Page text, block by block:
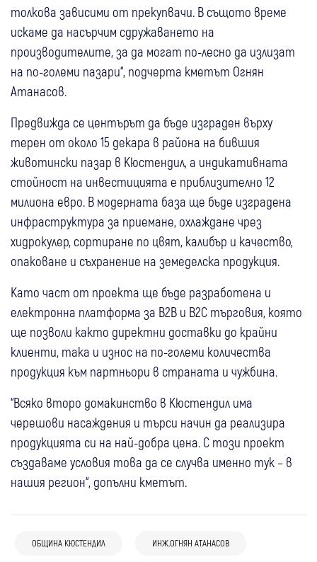
толкова зависими от прекупвачи. В същото време
искаме да насърчим сдружаването на
производителите, за да могат по-лесно да излизат
на по-големи пазари“, подчерта кметът Огнян
Атанасов.
Предвижда се центърът да бъде изграден върху
терен от около 15 декара в района на бившия
животински пазар в Кюстендил, а индикативната
стойност на инвестицията е приблизително 12
милиона евро. В модерната база ще бъде изградена
инфраструктура за приемане, охлаждане чрез
хидрокулер, сортиране по цвят, калибър и качество,
опаковане и съхранение на земеделска продукция.
Като част от проекта ще бъде разработена и
електронна платформа за B2B и B2C търговия, която
ще позволи както директни доставки до крайни
клиенти, така и износ на по-големи количества
продукция към партньори в страната и чужбина.
“Всяко второ домакинство в Кюстендил има
черешови насаждения и търси начин да реализира
продукцията си на най-добра цена. С този проект
създаваме условия това да се случва именно тук – в
нашия регион“, допълни кметът.
ОБЩИНА КЮСТЕНДИЛ ИНЖ.ОГНЯН АТАНАСОВ
Кюстендил 05 авг
Кюстендил събира традиция и духовност
хляба“
евро: Ученици ще трупат реален опит в
Кюстендил отбеляза 123 години от
Кюстендил отбелязва празника си с